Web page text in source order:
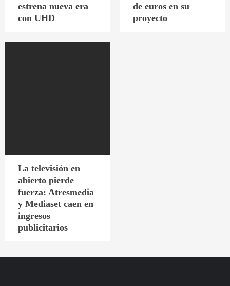
estrena nueva era
con UHD
de euros en su
proyecto
La televisión en
abierto pierde
fuerza: Atresmedia
y Mediaset caen en
ingresos
publicitarios